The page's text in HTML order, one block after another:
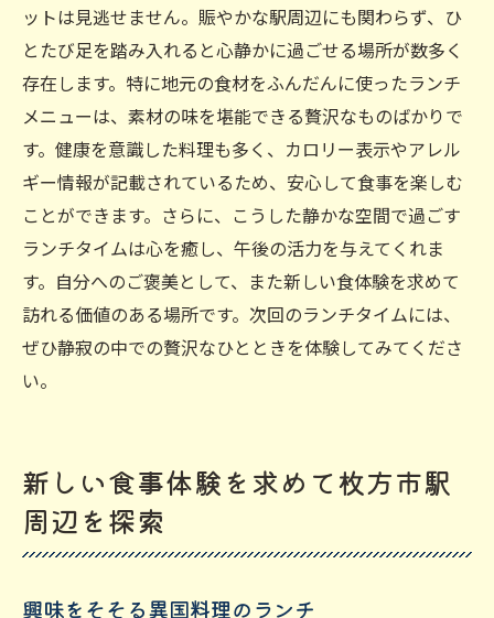
ットは見逃せません。賑やかな駅周辺にも関わらず、ひ
とたび足を踏み入れると心静かに過ごせる場所が数多く
存在します。特に地元の食材をふんだんに使ったランチ
メニューは、素材の味を堪能できる贅沢なものばかりで
す。健康を意識した料理も多く、カロリー表示やアレル
ギー情報が記載されているため、安心して食事を楽しむ
ことができます。さらに、こうした静かな空間で過ごす
ランチタイムは心を癒し、午後の活力を与えてくれま
す。自分へのご褒美として、また新しい食体験を求めて
訪れる価値のある場所です。次回のランチタイムには、
ぜひ静寂の中での贅沢なひとときを体験してみてくださ
い。
新しい食事体験を求めて枚方市駅
周辺を探索
興味をそそる異国料理のランチ